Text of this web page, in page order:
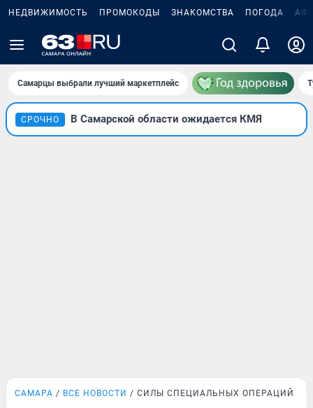
НЕДВИЖИМОСТЬ ПРОМОКОДЫ ЗНАКОМСТВА ПОГОДА
Самарцы выбрали лучший маркетплейс
СРОЧНО В Самарской области ожидается КМЯ
САМАРА ВСЕ НОВОСТИ СИЛЫ СПЕЦИАЛЬНЫХ ОПЕРАЦИЙ